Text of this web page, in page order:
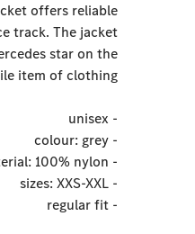
offers reliable
track. The jacket
star on the
item of clothing.
- unisex
- colour: grey
- material: 100% nylon
- sizes: XXS-XXL
- regular fit